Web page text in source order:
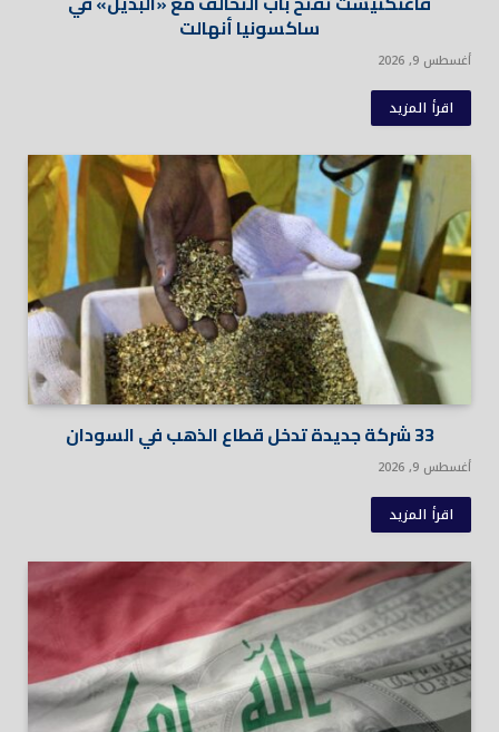
ساكسونيا أنهالت
أغسطس 9, 2026
اقرأ المزيد
33 شركة جديدة تدخل قطاع الذهب في السودان
أغسطس 9, 2026
اقرأ المزيد